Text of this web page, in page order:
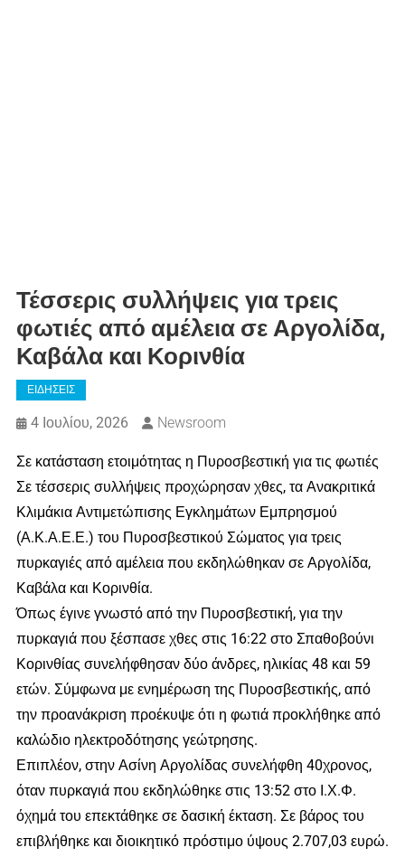
Τέσσερις συλλήψεις για τρεις
φωτιές από αμέλεια σε Αργολίδα,
Καβάλα και Κορινθία
ΕΙΔΗΣΕΙΣ
4 Ιουλίου, 2026 Newsroom
Σε κατάσταση ετοιμότητας η Πυροσβεστική για τις φωτιές
Σε τέσσερις συλλήψεις προχώρησαν χθες, τα Ανακριτικά
Κλιμάκια Αντιμετώπισης Εγκλημάτων Εμπρησμού
(Α.Κ.Α.Ε.Ε.) του Πυροσβεστικού Σώματος για τρεις
πυρκαγιές από αμέλεια που εκδηλώθηκαν σε Αργολίδα,
Καβάλα και Κορινθία.
Όπως έγινε γνωστό από την Πυροσβεστική, για την
πυρκαγιά που ξέσπασε χθες στις 16:22 στο Σπαθοβούνι
Κορινθίας συνελήφθησαν δύο άνδρες, ηλικίας 48 και 59
ετών. Σύμφωνα με ενημέρωση της Πυροσβεστικής, από
την προανάκριση προέκυψε ότι η φωτιά προκλήθηκε από
καλώδιο ηλεκτροδότησης γεώτρησης.
Επιπλέον, στην Ασίνη Αργολίδας συνελήφθη 40χρονος,
όταν πυρκαγιά που εκδηλώθηκε στις 13:52 στο Ι.Χ.Φ.
όχημά του επεκτάθηκε σε δασική έκταση. Σε βάρος του
επιβλήθηκε και διοικητικό πρόστιμο ύψους 2.707,03 ευρώ.